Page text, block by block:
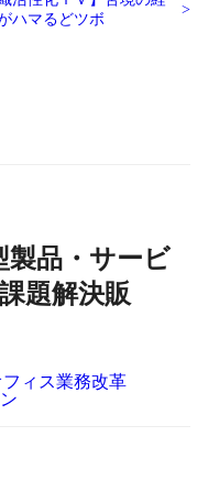
ハマるどツボ
製品・サービ
題解決販
ィス業務改革